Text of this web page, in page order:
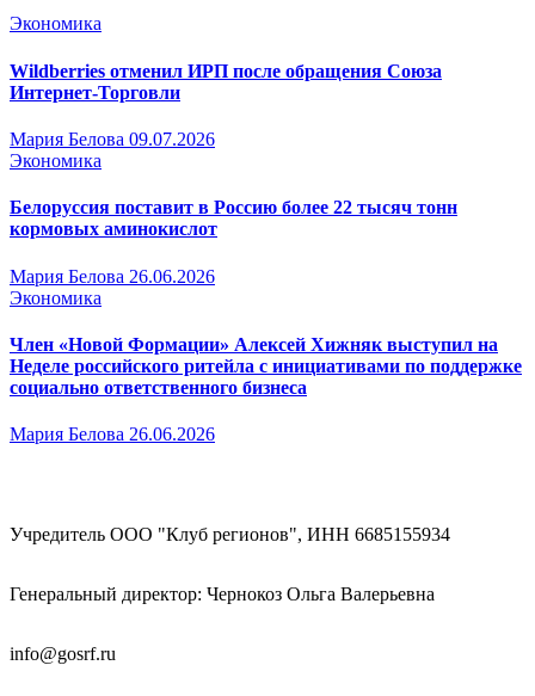
Экономика
Wildberries отменил ИРП после обращения Союза
Интернет-Торговли
Мария Белова 09.07.2026
Экономика
Белоруссия поставит в Россию более 22 тысяч тонн
кормовых аминокислот
Мария Белова 26.06.2026
Экономика
Член «Новой Формации» Алексей Хижняк выступил на
Неделе российского ритейла с инициативами по поддержке
социально ответственного бизнеса
Мария Белова 26.06.2026
Учредитель ООО "Клуб регионов", ИНН 6685155934
Генеральный директор: Чернокоз Ольга Валерьевна
info@gosrf.ru